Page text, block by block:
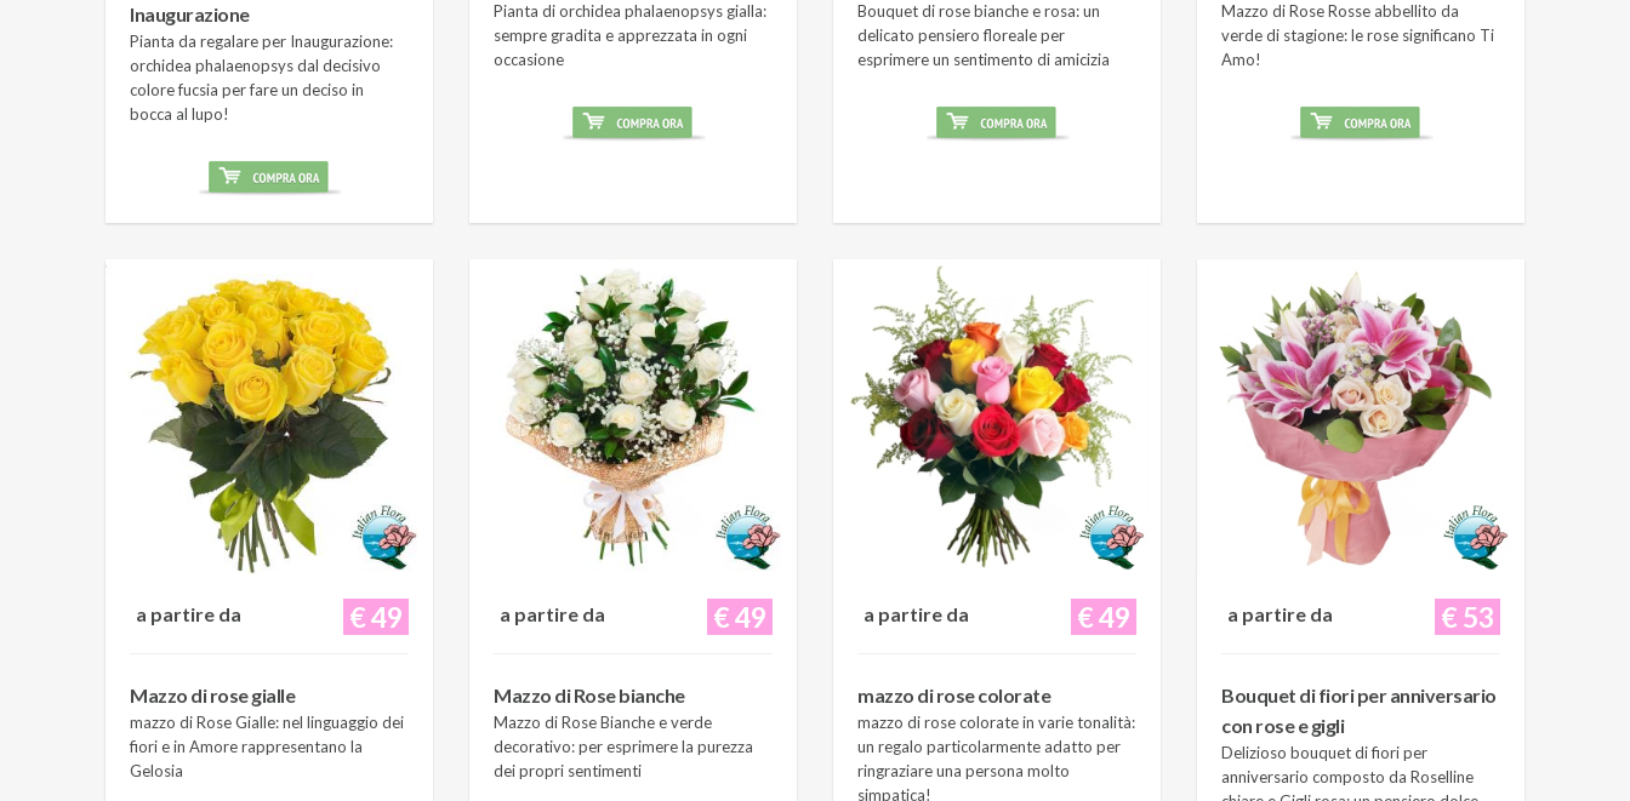
Inaugurazione
Pianta da regalare per Inaugurazione:
orchidea phalaenopsys dal decisivo
colore fucsia per fare un deciso in
bocca al lupo!
Pianta di orchidea phalaenopsys gialla:
sempre gradita e apprezzata in ogni
occasione
Bouquet di rose bianche e rosa: un
delicato pensiero floreale per
esprimere un sentimento di amicizia
Mazzo di Rose Rosse abbellito da
verde di stagione: le rose significano Ti
Amo!
€ 49
a partire da
Mazzo di rose gialle
mazzo di Rose Gialle: nel linguaggio dei
fiori e in Amore rappresentano la
Gelosia
€ 49
a partire da
Mazzo di Rose bianche
Mazzo di Rose Bianche e verde
decorativo: per esprimere la purezza
dei propri sentimenti
€ 49
a partire da
mazzo di rose colorate
mazzo di rose colorate in varie tonalità:
un regalo particolarmente adatto per
ringraziare una persona molto
simpatica!
€ 53
a partire da
Bouquet di fiori per anniversario
con rose e gigli
Delizioso bouquet di fiori per
anniversario composto da Roselline